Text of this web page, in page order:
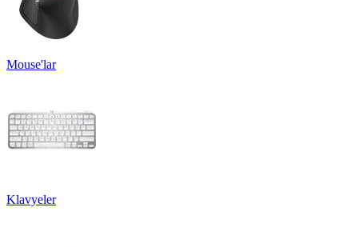
Mouse'lar
Klavyeler